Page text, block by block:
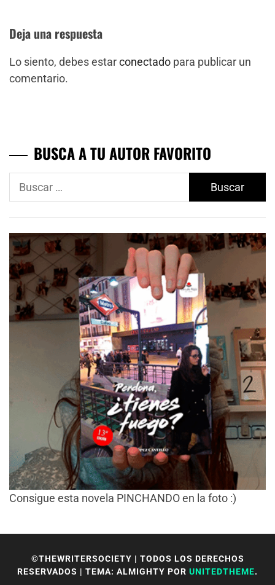
Deja una respuesta
Lo siento, debes estarconectado para publicar un
comentario.
BUSCA A TU AUTOR FAVORITO
Buscar:
Consigue esta novela PINCHANDO en la foto :)
©THEWRITERSOCIETY | TODOS LOS DERECHOS
RESERVADOS | TEMA: ALMIGHTY POR UNITEDTHEME.